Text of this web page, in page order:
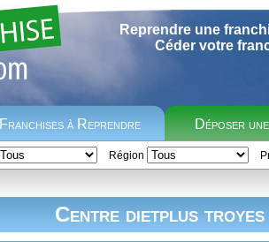
Reprendre une
Céder votre
Franchises à Reprendre Déposer
Région
Centre dietplus troyes